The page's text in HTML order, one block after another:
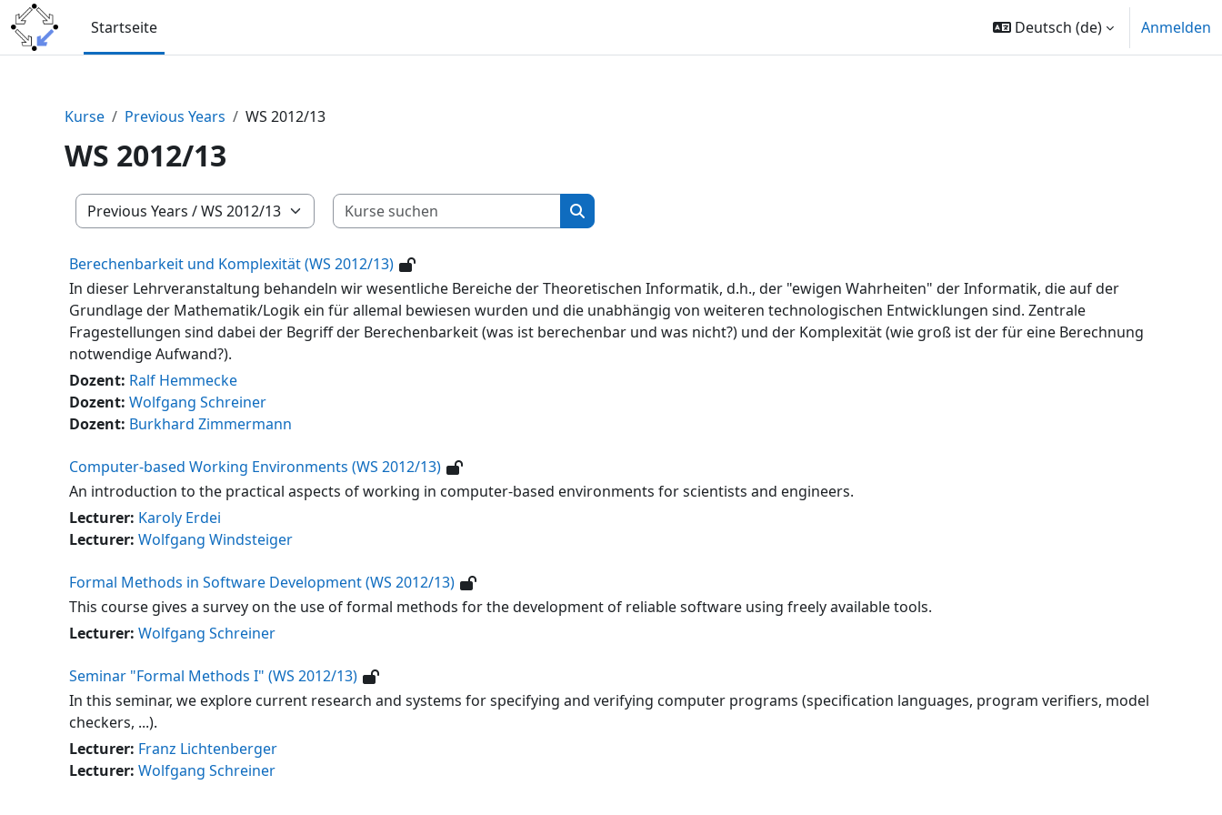
Zum Hauptinhalt
Startseite
Deutsch ‎(de)‎ Anmelden
Kurse Previous Years WS 2012/13
WS 2012/13
Kursbereiche
Kurse suchen
Kurse suchen
Berechenbarkeit und Komplexität (WS 2012/13)
In dieser Lehrveranstaltung behandeln wir wesentliche Bereiche der Theoretischen Informatik, d.h., der "ewigen Wahrheiten" der Informatik, die auf der
Grundlage der Mathematik/Logik ein für allemal bewiesen wurden und die unabhängig von weiteren technologischen Entwicklungen sind. Zentrale
Fragestellungen sind dabei der Begriff der Berechenbarkeit (was ist berechenbar und was nicht?) und der Komplexität (wie groß ist der für eine Berechnung
notwendige Aufwand?).
Dozent: Ralf Hemmecke
Dozent: Wolfgang Schreiner
Dozent: Burkhard Zimmermann
Computer-based Working Environments (WS 2012/13)
An introduction to the practical aspects of working in computer-based environments for scientists and engineers.
Lecturer: Karoly Erdei
Lecturer: Wolfgang Windsteiger
Formal Methods in Software Development (WS 2012/13)
This course gives a survey on the use of formal methods for the development of reliable software using freely available tools.
Lecturer: Wolfgang Schreiner
Seminar "Formal Methods I" (WS 2012/13)
In this seminar, we explore current research and systems for specifying and verifying computer programs (specification languages, program verifiers, model
checkers, ...).
Lecturer: Franz Lichtenberger
Lecturer: Wolfgang Schreiner